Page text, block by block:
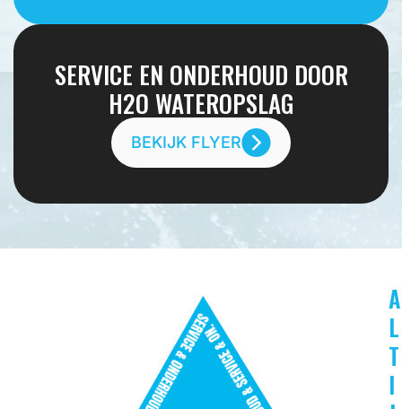
SERVICE EN ONDERHOUD DOOR
H2O WATEROPSLAG
BEKIJK FLYER
A
L
T
I